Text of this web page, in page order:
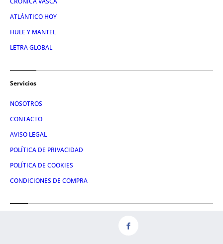
ATLÁNTICO HOY
HULE Y MANTEL
LETRA GLOBAL
Servicios
NOSOTROS
CONTACTO
AVISO LEGAL
POLÍTICA DE PRIVACIDAD
POLÍTICA DE COOKIES
CONDICIONES DE COMPRA